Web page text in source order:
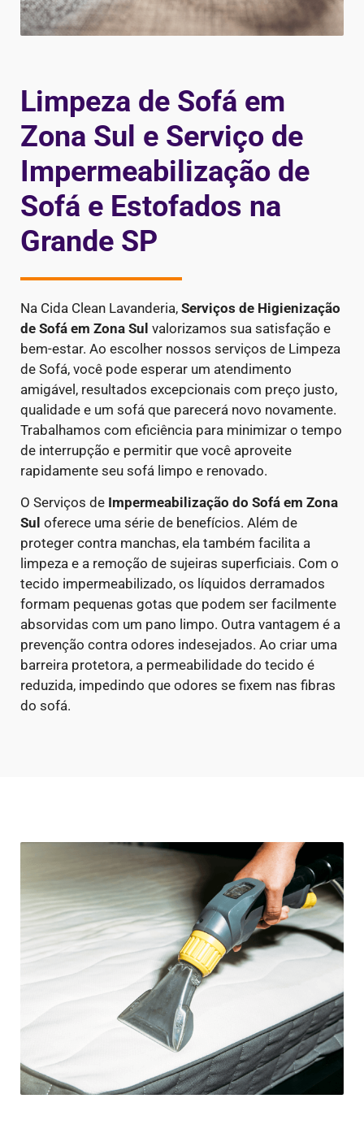
Limpeza de Sofá em
Zona Sul e Serviço de
Impermeabilização de
Sofá e Estofados na
Grande SP
Na Cida Clean Lavanderia, Serviços de Higienização
de Sofá em Zona Sul valorizamos sua satisfação e
bem-estar. Ao escolher nossos serviços de Limpeza
de Sofá, você pode esperar um atendimento
amigável, resultados excepcionais com preço justo,
qualidade e um sofá que parecerá novo novamente.
Trabalhamos com eficiência para minimizar o tempo
de interrupção e permitir que você aproveite
rapidamente seu sofá limpo e renovado.
O Serviços de Impermeabilização do Sofá em Zona
Sul oferece uma série de benefícios. Além de
proteger contra manchas, ela também facilita a
limpeza e a remoção de sujeiras superficiais. Com o
tecido impermeabilizado, os líquidos derramados
formam pequenas gotas que podem ser facilmente
absorvidas com um pano limpo. Outra vantagem é a
prevenção contra odores indesejados. Ao criar uma
barreira protetora, a permeabilidade do tecido é
reduzida, impedindo que odores se fixem nas fibras
do sofá.